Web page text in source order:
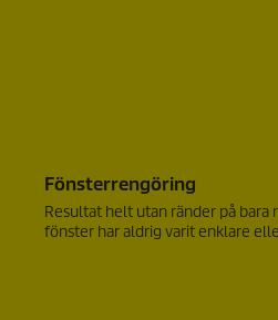
Fönsterrengöring
Resultat helt utan ränder på bara
fönster har aldrig varit enklare